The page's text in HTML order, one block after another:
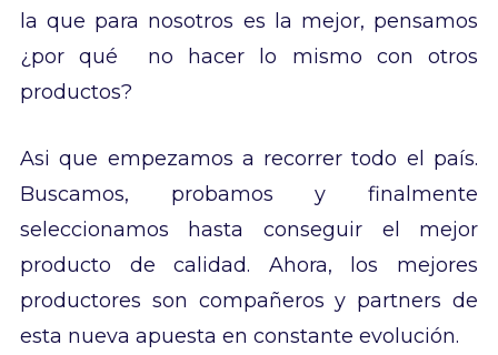
la que para nosotros es la mejor, pensamos
¿por qué no hacer lo mismo con otros
productos?
Asi que empezamos a recorrer todo el país.
Buscamos, probamos y finalmente
seleccionamos hasta conseguir el mejor
producto de calidad. Ahora, los mejores
productores son compañeros y partners de
esta nueva apuesta en constante evolución.